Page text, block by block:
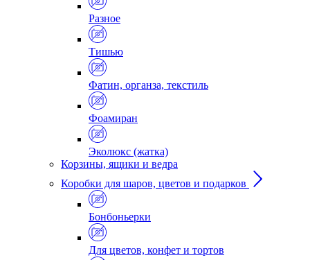
Разное
Тишью
Фатин, органза, текстиль
Фоамиран
Эколюкс (жатка)
Корзины, ящики и ведра
Коробки для шаров, цветов и подарков
Бонбоньерки
Для цветов, конфет и тортов